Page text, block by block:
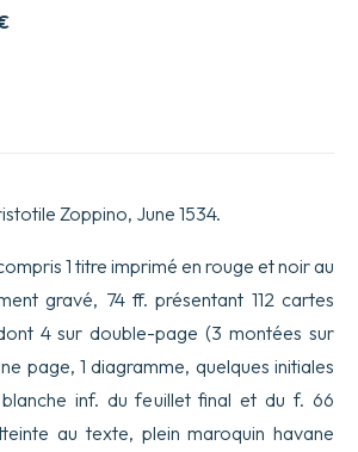
Zoppino, June 1534.
1 titre imprimé en rouge et noir au
gravé, 74 ff. présentant 112 cartes
4 sur double-page (3 montées sur
page, 1 diagramme, quelques initiales
inf. du feuillet final et du f. 66
au texte, plein maroquin havane